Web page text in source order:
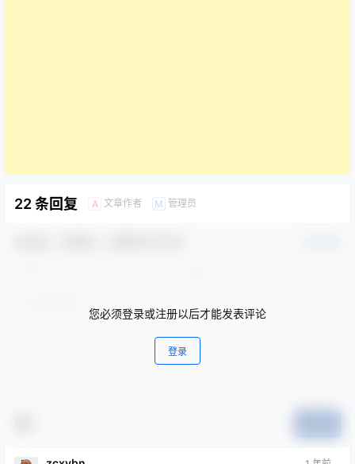
22 条回复 A 文章作者 M 管理员
您必须登录或注册以后才能发表评论
登录